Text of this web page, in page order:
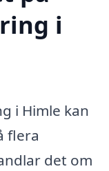
i
i Himle kan
flera
det om